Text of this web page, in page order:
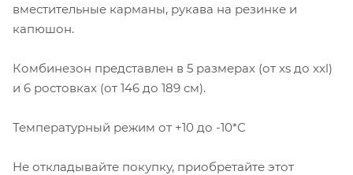
вместительные карманы, рукава на резинке и
капюшон.
Комбинезон представлен в 5 размерах (от xs до xxl)
и 6 ростовках (от 146 до 189 см).
Температурный режим от +10 до -10*С
Не откладывайте покупку, приобретайте этот